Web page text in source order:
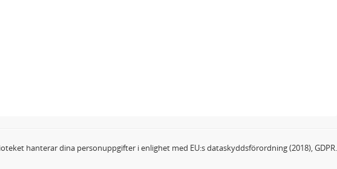
hanterar dina personuppgifter i enlighet med EU:s dataskyddsförordning (2018), GDPR.